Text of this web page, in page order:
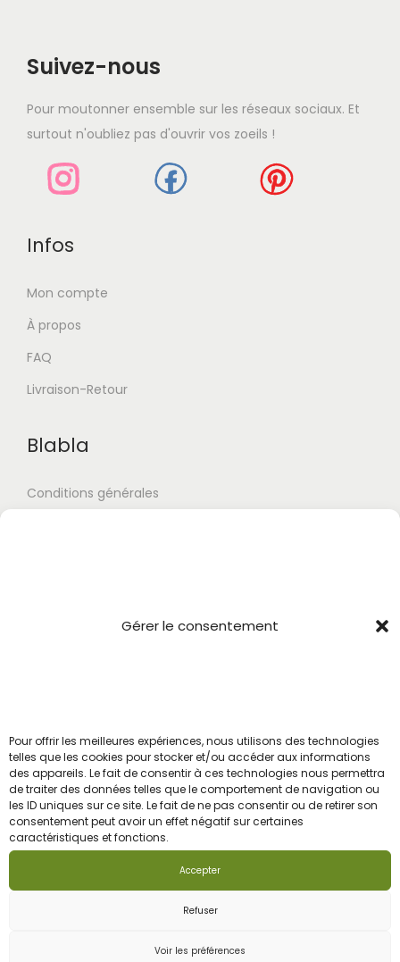
Gérer le consentement
Pour offrir les meilleures expériences, nous utilisons des technologies
telles que les cookies pour stocker et/ou accéder aux informations
des appareils. Le fait de consentir à ces technologies nous permettra
de traiter des données telles que le comportement de navigation ou
les ID uniques sur ce site. Le fait de ne pas consentir ou de retirer son
consentement peut avoir un effet négatif sur certaines
caractéristiques et fonctions.
Accepter
Refuser
Voir les préférences
Suivez-nous
Pour moutonner ensemble sur les réseaux sociaux. Et
surtout n'oubliez pas d'ouvrir vos zoeils !
Infos
Mon compte
À propos
FAQ
Livraison-Retour
Blabla
Conditions générales
Email
J'accepte la politique de confidentialité
SpeeWeb - Tous droits réservés